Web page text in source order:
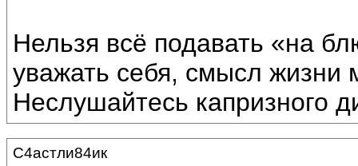
Нельзя всё подавать «на
уважать себя, смысл жизни
Неслушайтесь капризного
С4астли84ик